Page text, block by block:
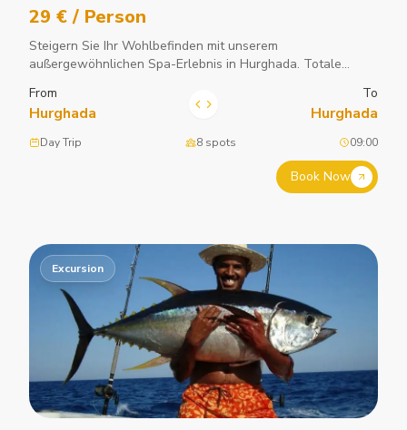
29 € / Person
Steigern Sie Ihr Wohlbefinden mit unserem
außergewöhnlichen Spa-Erlebnis in Hurghada. Totale
From
Hurghada
To
Hurghada
Day Trip 8 spots 09:00
Book Now
Excursion